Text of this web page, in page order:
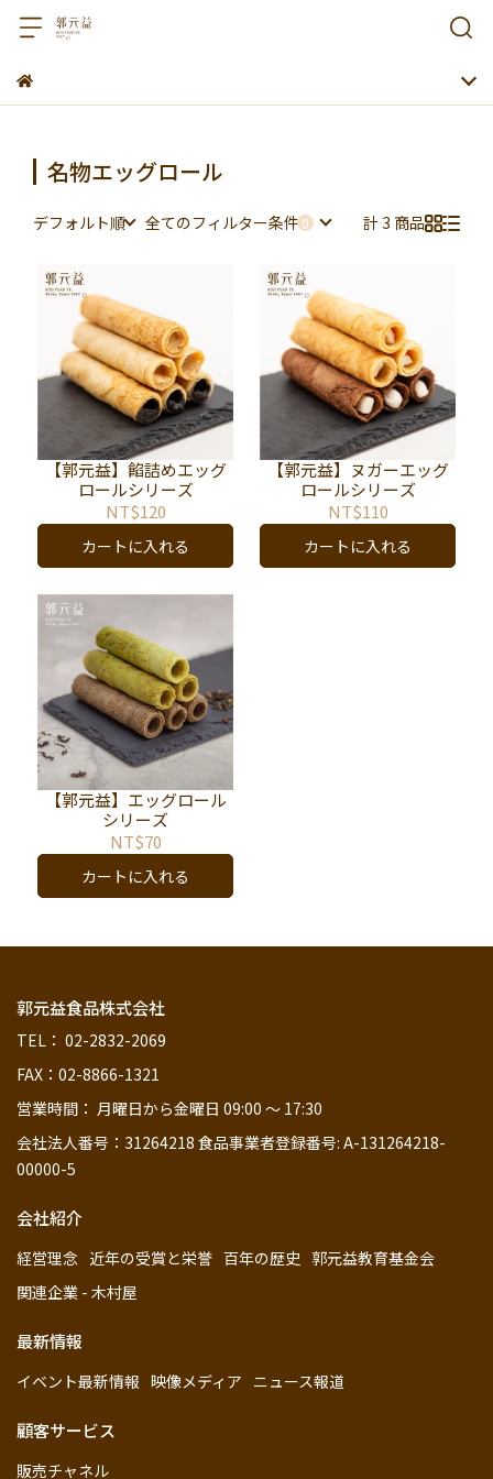
名物エッグロール
デフォルト順 全てのフィルター条件 計 3 商品
【郭元益】餡詰めエッグ
ロールシリーズ
NT$120
カートに入れる
【郭元益】ヌガーエッグ
ロールシリーズ
NT$110
カートに入れる
【郭元益】エッグロール
シリーズ
NT$70
カートに入れる
郭元益食品株式会社
TEL： 02-2832-2069
FAX：02-8866-1321
営業時間： 月曜日から金曜日 09:00 ～ 17:30
会社法人番号：31264218 食品事業者登録番号: A-131264218-
00000-5
会社紹介
経営理念 近年の受賞と栄誉 百年の歴史 郭元益教育基金会
関連企業 - 木村屋
最新情報
イベント最新情報 映像メディア ニュース報道
顧客サービス
販売チャネル